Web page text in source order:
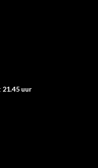
uur